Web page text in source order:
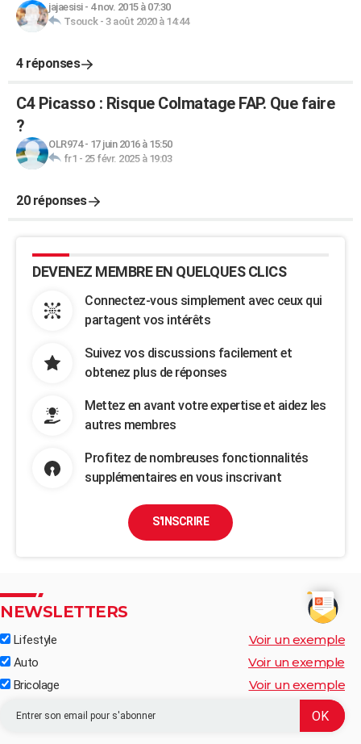
jajaesisi- 4 nov. 2015 à 07:30
Tsouck- 3 août 2020 à 14:44
4 réponses
C4 Picasso : Risque Colmatage FAP. Que faire
?
OLR974- 17 juin 2016 à 15:50
fr1 - 25 févr. 2025 à 19:03
20 réponses
DEVENEZ MEMBRE EN QUELQUES CLICS
Connectez-vous simplement avec ceux qui
partagent vos intérêts
Suivez vos discussions facilement et
obtenez plus de réponses
Mettez en avant votre expertise et aidez les
autres membres
Profitez de nombreuses fonctionnalités
supplémentaires en vous inscrivant
S'INSCRIRE
NEWSLETTERS
Lifestyle Voir un exemple
Auto Voir un exemple
Bricolage Voir un exemple